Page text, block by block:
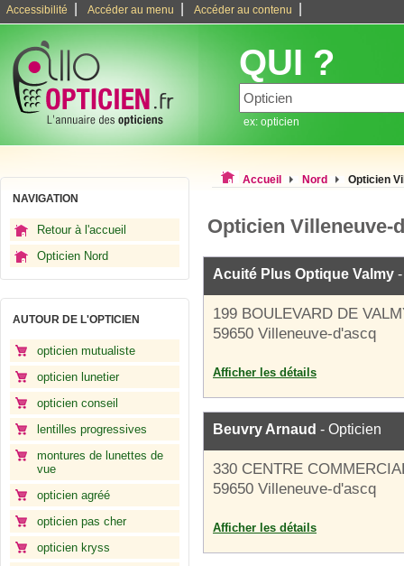
Accessibilité Accéder au menu Accéder au contenu
QUI ?
ex: opticien
NAVIGATION
Retour à l'accueil
Opticien Nord
AUTOUR DE L'OPTICIEN
opticien mutualiste
opticien lunetier
opticien conseil
lentilles progressives
montures de lunettes de
vue
opticien agréé
opticien pas cher
opticien kryss
Accueil Nord Opticien
Opticien Villeneuve-
Acuité Plus Optique Valmy
199 BOULEVARD DE
59650 Villeneuve-d'ascq
Afficher les détails
Beuvry Arnaud - Opticien
330 CENTRE
59650 Villeneuve-d'ascq
Afficher les détails